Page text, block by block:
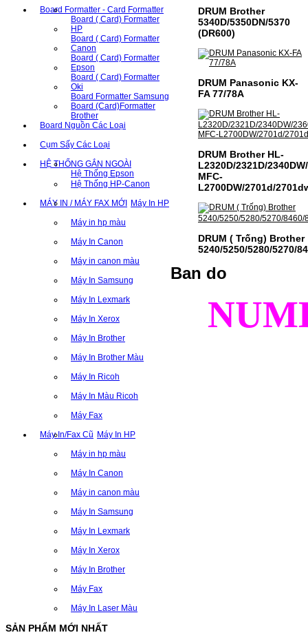
Board Formatter - Card Formatter
Board ( Card) Formatter
HP
Board ( Card) Formatter
Canon
Board ( Card) Formatter
Epson
Board ( Card) Formatter
Oki
Board Formatter Samsung
Board (Card)Formatter
Brother
Board Nguồn Các Loại
Cụm Sấy Các Loại
HỆ THỐNG GẮN NGOÀI
Hệ Thống Epson
Hệ Thống HP-Canon
MÁY IN / MÁY FAX MỚI Máy In HP
Máy in hp màu
Máy In Canon
Máy in canon màu
Máy In Samsung
Máy In Lexmark
Máy In Xerox
Máy In Brother
Máy In Brother Màu
Máy In Ricoh
Máy In Màu Ricoh
Máy Fax
Máy In/Fax Cũ Máy In HP
Máy in hp màu
Máy In Canon
Máy in canon màu
Máy In Samsung
Máy In Lexmark
Máy In Xerox
Máy In Brother
Máy Fax
Máy In Laser Màu
SẢN PHẨM MỚI NHẤT
DRUM Brother
5340D/5350DN/5370
(DR600)
DRUM Panasonic KX-
FA 77/78A
DRUM Brother HL-
L2320D/2321D/
MFC-
L2700DW/2701d/
DRUM ( Trống) Brother
5240/5250/5280/5270/
Ban do